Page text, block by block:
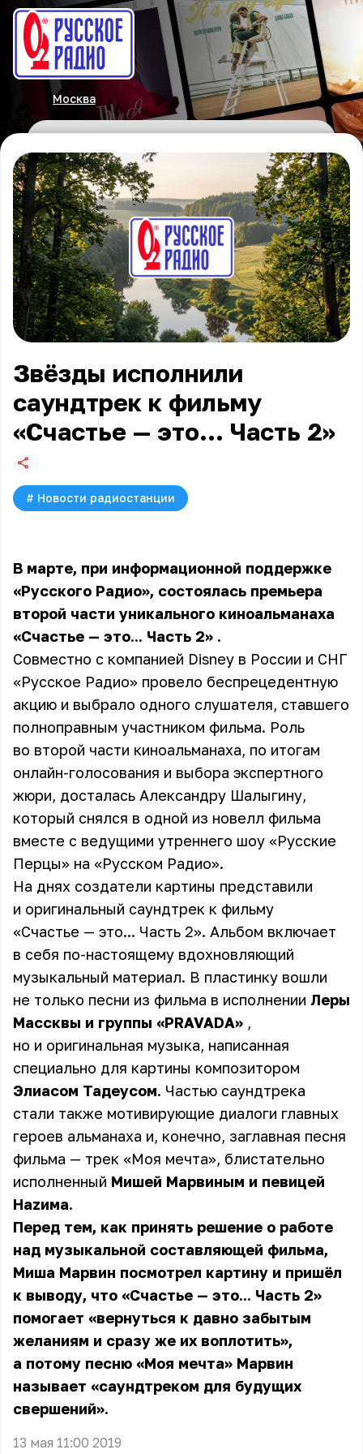
Москва
Звёзды исполнили
саундтрек к фильму
«Счастье — это... Часть 2»
# Новости радиостанции
В марте, при информационной поддержке
«Русского Радио», состоялась премьера
второй части уникального киноальманаха
«Счастье — это... Часть 2» .
Совместно с компанией Disney в России и СНГ
«Русское Радио» провело беспрецедентную
акцию и выбрало одного слушателя, ставшего
полноправным участником фильма. Роль
во второй части киноальманаха, по итогам
онлайн-голосования и выбора экспертного
жюри, досталась Александру Шалыгину,
который снялся в одной из новелл фильма
вместе с ведущими утреннего шоу «Русские
Перцы» на «Русском Радио».
На днях создатели картины представили
и оригинальный саундтрек к фильму
«Счастье — это... Часть 2». Альбом включает
в себя по-настоящему вдохновляющий
музыкальный материал. В пластинку вошли
не только песни из фильма в исполнении Леры
Массквы и группы «PRAVADA» ,
но и оригинальная музыка, написанная
специально для картины композитором
Элиасом Тадеусом. Частью саундтрека
стали также мотивирующие диалоги главных
героев альманаха и, конечно, заглавная песня
фильма — трек «Моя мечта», блистательно
исполненный Мишей Марвиным и певицей
Наzима.
Перед тем, как принять решение о работе
над музыкальной составляющей фильма,
Миша Марвин посмотрел картину и пришёл
к выводу, что «Счастье — это... Часть 2»
помогает «вернуться к давно забытым
желаниям и сразу же их воплотить»,
а потому песню «Моя мечта» Марвин
называет «саундтреком для будущих
свершений».
13 мая 11:00 2019